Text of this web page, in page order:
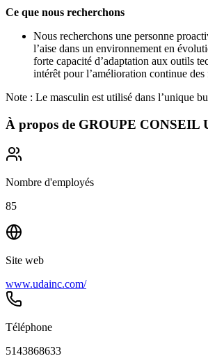
Ce que nous recherchons
Nous recherchons une personne
l’aise dans un environnement en
forte capacité d’adaptation aux outils
intérêt pour l’amélioration continue des
Note : Le masculin est utilisé dans l’unique
À propos de GROUPE CONSEIL
Nombre d'employés
85
Site web
www.udainc.com/
Téléphone
5143868633